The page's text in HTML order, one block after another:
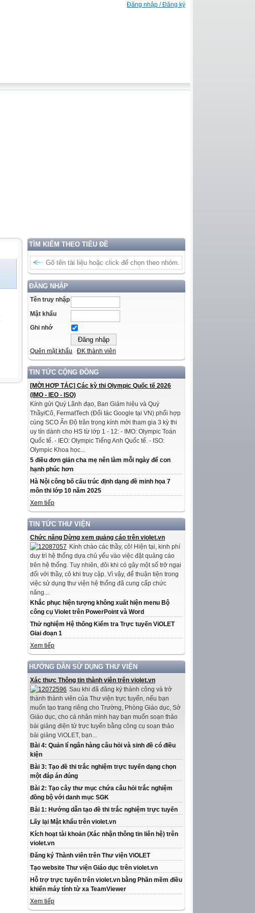
Đăng nhập / Đăng ký
TÌM KIẾM THEO TIÊU ĐỀ
ĐĂNG NHẬP
Tên truy nhập
Mật khẩu
Ghi nhớ
Quên mật khẩu ĐK thành viên
TIN TỨC CỘNG ĐỒNG
[MỜI HỢP TÁC] Các kỳ thi Olympic Quốc tế 2026
(IMO - IEO - ISO)
Kính gửi Quý Lãnh đạo, Ban Giám hiệu và Quý
Thầy/Cô, FermatTech (Đối tác Google tại VN) phối hợp
cùng SCO Ấn Độ trân trọng kính mời tham gia 3 kỳ thi
uy tín dành cho HS từ lớp 1 - 12: - IMO: Olympic Toán
Quốc tế. - IEO: Olympic Tiếng Anh Quốc tế. - ISO:
Olympic Khoa học...
5 điều đơn giản cha mẹ nên làm mỗi ngày để con
hạnh phúc hơn
Hà Nội công bố cấu trúc định dạng đề minh họa 7
môn thi lớp 10 năm 2025
Xem tiếp
TIN TỨC THƯ VIỆN
Chức năng Dừng xem quảng cáo trên violet.vn
Kính chào các thầy, cô! Hiện tại, kinh phí
duy trì hệ thống dựa chủ yếu vào việc đặt quảng cáo
trên hệ thống. Tuy nhiên, đôi khi có gây một số trở ngại
đối với thầy, cô khi truy cập. Vì vậy, để thuận tiện trong
việc sử dụng thư viện hệ thống đã cung cấp chức
năng...
Khắc phục hiện tượng không xuất hiện menu Bộ
công cụ Violet trên PowerPoint và Word
Thử nghiệm Hệ thống Kiểm tra Trực tuyến ViOLET
Giai đoạn 1
Xem tiếp
HƯỚNG DẪN SỬ DỤNG THƯ VIỆN
Xác thực Thông tin thành viên trên violet.vn
Sau khi đã đăng ký thành công và trở
thành thành viên của Thư viện trực tuyến, nếu bạn
muốn tạo trang riêng cho Trường, Phòng Giáo dục, Sở
Giáo dục, cho cá nhân mình hay bạn muốn soạn thảo
bài giảng điện tử trực tuyến bằng công cụ soạn thảo
bài giảng ViOLET, bạn...
Bài 4: Quản lí ngân hàng câu hỏi và sinh đề có điều
kiện
Bài 3: Tạo đề thi trắc nghiệm trực tuyến dạng chọn
một đáp án đúng
Bài 2: Tạo cây thư mục chứa câu hỏi trắc nghiệm
đồng bộ với danh mục SGK
Bài 1: Hướng dẫn tạo đề thi trắc nghiệm trực tuyến
Lấy lại Mật khẩu trên violet.vn
Kích hoạt tài khoản (Xác nhận thông tin liên hệ) trên
violet.vn
Đăng ký Thành viên trên Thư viện ViOLET
Tạo website Thư viện Giáo dục trên violet.vn
Hỗ trợ trực tuyến trên violet.vn bằng Phần mềm điều
khiển máy tính từ xa TeamViewer
Xem tiếp